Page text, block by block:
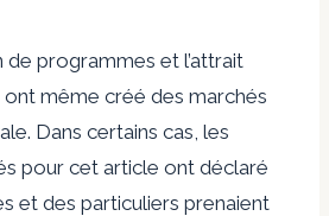
programmes et l’attrait
ont même créé des marchés
Dans certains cas, les
pour cet article ont déclaré
et des particuliers prenaient